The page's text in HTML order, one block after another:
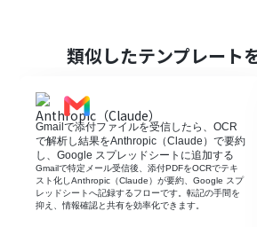
Yoomと連携します。
次に、トリガーでOutlookを選択し
ルを定めます。
次に、オペレーションでAnthropic
ストを生成」アクションを設定し
要約するように指示します。
最後に、オペレーションでSlackの
ージを送る」アクションを設定し
のチャンネルに通知します。
類似したテンプレート
Gmailで添付ファイルを受信したら、OCR
で解析し結果をAnthropic（Claude）で要約
し、Google スプレッドシートに追加する
Gmailで特定メール受信後、添付PDFをOCRでテキ
スト化しAnthropic（Claude）が要約、Google スプ
レッドシートへ記録するフローです。転記の手間を
抑え、情報確認と共有を効率化できます。